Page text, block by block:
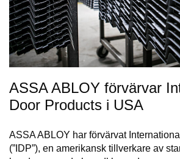
ASSA ABLOY förvärvar
Door Products i USA
ASSA ABLOY har förvärvat
(”IDP”), en amerikansk tillverkare av